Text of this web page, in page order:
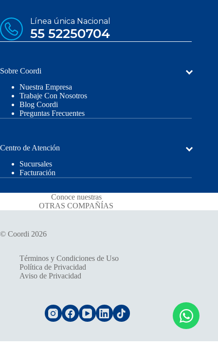
Línea única Nacional
55 52250704
Sobre Coordi
Nuestra Empresa
Trabaje Con Nosotros
Blog Coordi
Preguntas Frecuentes
Centro de Atención
Sucursales
Facturación
Conoce nuestras
OTRAS COMPAÑÍAS
© Coordi 2026
Términos y Condiciones de Uso
Política de Privacidad
Aviso de Privacidad